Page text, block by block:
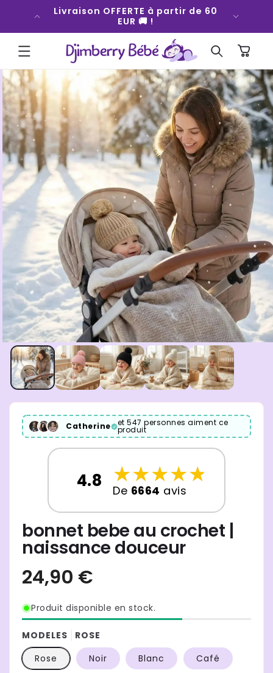
PASSER
CONTENU
Livraison OFFERTE à partir de 60
EUR 🚚 !
Panier
PASSER AUX
INFORMATIONS
PRODUITS
Catherine et 547 personnes aiment ce
produit
4.8 ☆
★☆
★☆
★☆
★☆
★
De 6664 avis
bonnet bebe au crochet |
naissance douceur
Produit disponible en stock.
MODELES
ROSE
Rose
Noir Blanc Café